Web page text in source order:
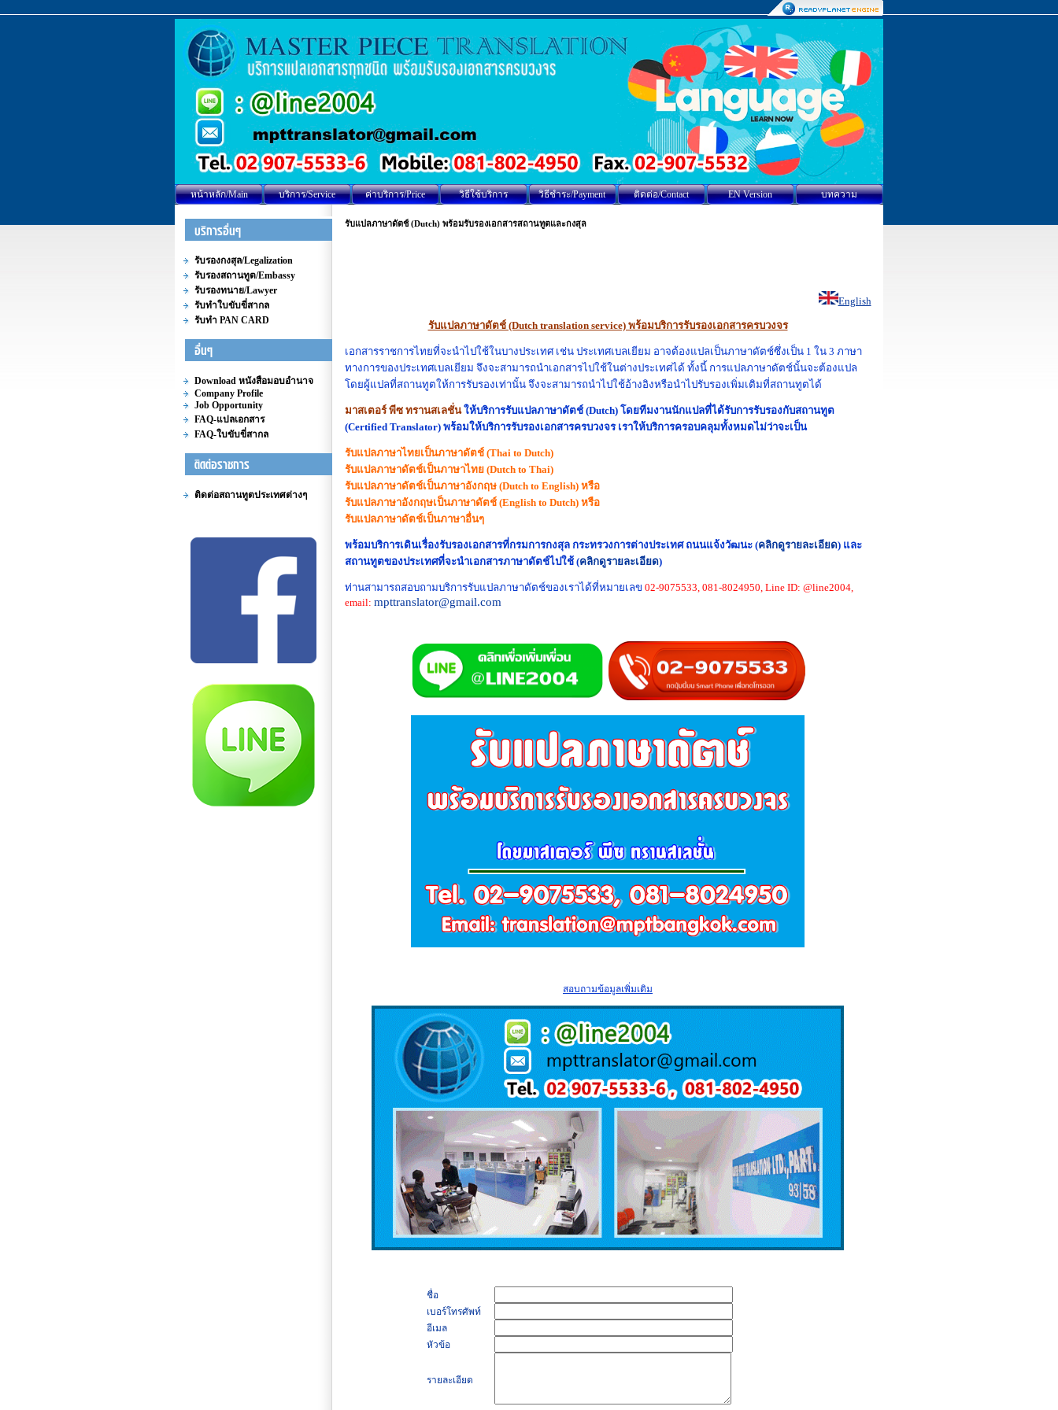
หน้าหลัก/Main บริการ/Service ค่าบริการ/Price วิธีใช้บริการ วิธีชำระ/Payment ติดต่อ/Contact EN Version บทความ
รับรองกงสุล/Legalization
รับรองสถานทูต/Embassy
รับรองทนาย/Lawyer
รับทำใบขับขี่สากล
รับทำ PAN CARD
Download หนังสือมอบอำนาจ
Company Profile
Job Opportunity
FAQ-แปลเอกสาร
FAQ-ใบขับขี่สากล
ติดต่อสถานทูตประเทศต่างๆ
รับแปลภาษาดัตช์ (Dutch) พร้อมรับรองเอกสารสถานทูตและกงสุล
English
รับแปลภาษาดัตช์ (Dutch translation service) พร้อมบริการรับรองเอกสารครบวงจร
เอกสารราชการไทยที่จะนำไปใช้ในบางประเทศ เช่น ประเทศเบลเยียม อาจต้องแปลเป็นภาษาดัตช์ซึ่งเป็น 1 ใน 3 ภาษา
ทางการของประเทศเบลเยียม จึงจะสามารถนำเอกสารไปใช้ในต่างประเทศได้ ทั้งนี้ การแปลภาษาดัตช์นั้นจะต้องแปล
โดยผู้แปลที่สถานทูตให้การรับรองเท่านั้น จึงจะสามารถนำไปใช้อ้างอิงหรือนำไปรับรองเพิ่มเติมที่สถานทูตได้
มาสเตอร์ พีซ ทรานสเลชั่นให้บริการรับแปลภาษาดัตช์ (Dutch) โดยทีมงานนักแปลที่ได้รับการรับรองกับสถานทูต
(Certified Translator) พร้อมให้บริการรับรองเอกสารครบวงจร เราให้บริการครอบคลุมทั้งหมดไม่ว่าจะเป็น
รับแปลภาษาไทยเป็นภาษาดัตช์ (Thai to Dutch)
รับแปลภาษาดัตช์เป็นภาษาไทย (Dutch to Thai)
รับแปลภาษาดัตช์เป็นภาษาอังกฤษ (Dutch to English) หรือ
รับแปลภาษาอังกฤษเป็นภาษาดัตช์ (English to Dutch) หรือ
รับแปลภาษาดัตช์เป็นภาษาอื่นๆ
พร้อมบริการเดินเรื่องรับรองเอกสารที่กรมการกงสุล กระทรวงการต่างประเทศ ถนนแจ้งวัฒนะ (คลิกดูรายละเอียด) และ
สถานทูตของประเทศที่จะนำเอกสารภาษาดัตช์ไปใช้ (คลิกดูรายละเอียด)
ท่านสามารถสอบถามบริการรับแปลภาษาดัตช์ของเราได้ที่หมายเลข 02-9075533, 081-8024950, Line ID: @line2004,
email: mpttranslator@gmail.com
สอบถามข้อมูลเพิ่มเติม
ชื่อ
เบอร์โทรศัพท์
อีเมล
หัวข้อ
รายละเอียด